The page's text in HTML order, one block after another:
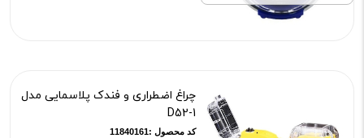
چراغ اضطراری و فندک پلاسمایی مدل
D52-1
کد محصول :11840161